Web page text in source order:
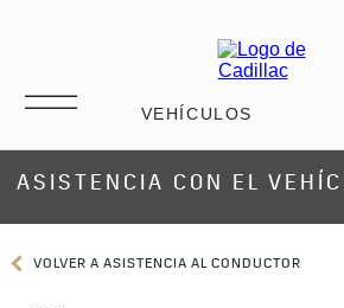
ASISTENCIA CON EL
VOLVER A ASISTENCIA AL CONDUCTOR